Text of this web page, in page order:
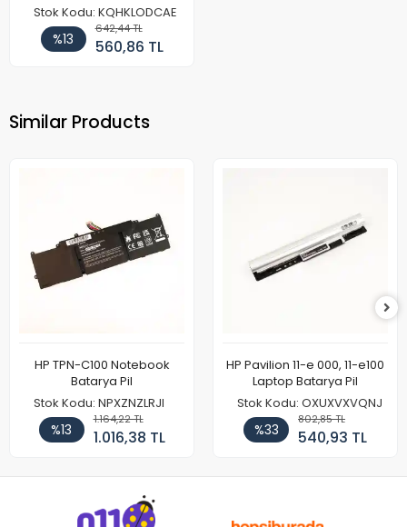
Stok Kodu: KQHKLODCAE
%13
642,44 TL
560,86 TL
Similar Products
HP TPN-C100 Notebook
Batarya Pil
Stok Kodu: NPXZNZLRJI
%13
1.164,22 TL
1.016,38 TL
HP Pavilion 11-e 000, 11-e100
Laptop Batarya Pil
Stok Kodu: OXUXVXVQNJ
%33
802,85 TL
540,93 TL